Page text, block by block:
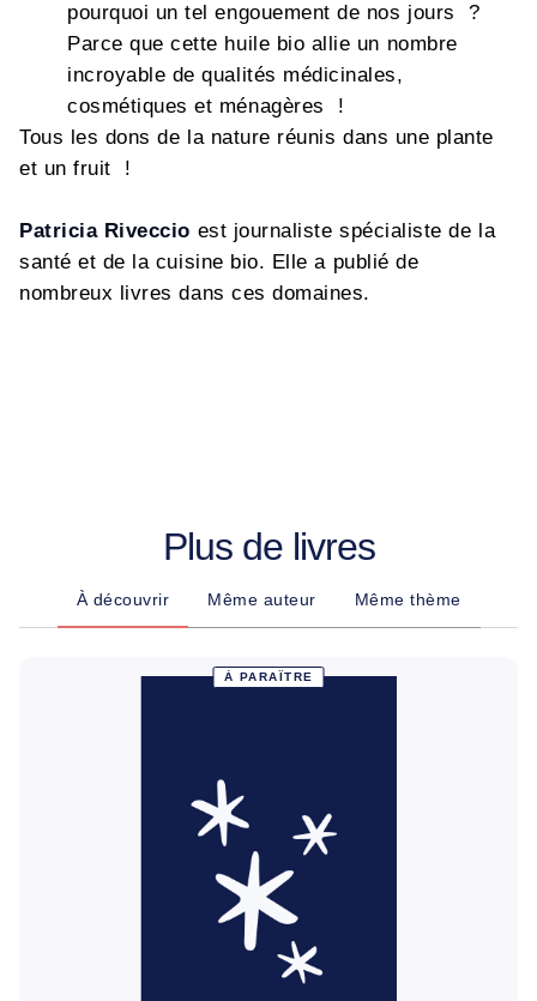
pourquoi un tel engouement de nos jours ?
Parce que cette huile bio allie un nombre
incroyable de qualités médicinales,
cosmétiques et ménagères !
Tous les dons de la nature réunis dans une plante
et un fruit !
Patricia Riveccio est journaliste spécialiste de la
santé et de la cuisine bio. Elle a publié de
nombreux livres dans ces domaines.
Plus de livres
À découvrir Même auteur Même thème
À PARAÎTRE